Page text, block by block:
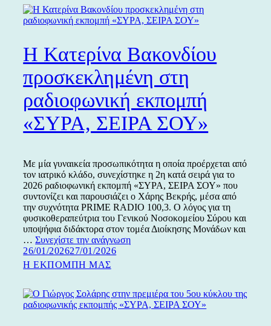
της
εκπομπής
ΣΟΥ»
Η Κατερίνα Βακονδίου
προσκεκλημένη στη
ραδιοφωνική εκπομπή
«ΣΥΡΑ, ΣΕΙΡΑ ΣΟΥ»
Με μία γυναικεία προσωπικότητα η οποία προέρχεται από
τον ιατρικό κλάδο, συνεχίστηκε η 2η κατά σειρά για το
2026 ραδιοφωνική εκπομπή «ΣΥΡΑ, ΣΕΙΡΑ ΣΟΥ» που
συντονίζει και παρουσιάζει ο Χάρης Βεκρής, μέσα από
την συχνότητα PRIME RADIO 100,3. Ο λόγος για τη
φυσικοθεραπεύτρια του Γενικού Νοσοκομείου Σύρου και
υποψήφια διδάκτορα στον τομέα Διοίκησης Μονάδων και
…Συνεχίστε την ανάγνωσηΗ
ραδιοφωνική
εκπομπή
Δημοσιεύτηκε
την
26/01/202627/01/2026
Κατηγορίες
Η ΕΚΠΟΜΠΗ ΜΑΣ